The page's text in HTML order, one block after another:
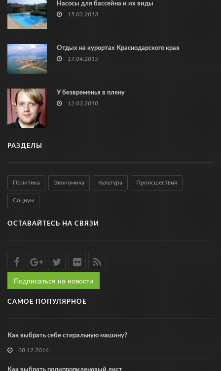
Насосы для бассейна и их виды
15.03.2013
Отдых на курортах Краснодарского края
17.04.2015
У безвременья в плену
12.03.2010
РАЗДЕЛЫ
Политика Экономика Культура Происшествия
Социум
ОСТАВАЙТЕСЬ НА СВЯЗИ
Подписаться на новости
САМОЕ ПОПУЛЯРНОЕ
Как выбрать себе стиральную машину?
08.12.2016
Как выбрать полипропиленовый лист